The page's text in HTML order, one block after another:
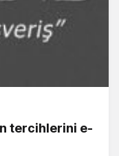
tercihlerini e-